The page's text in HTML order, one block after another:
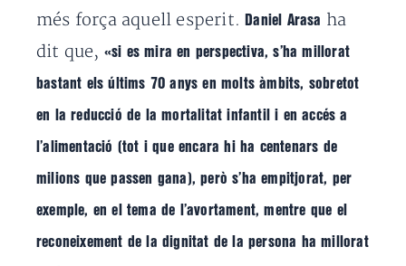
més força aquell esperit.Daniel Arasa ha
dit que, «si es mira en perspectiva, s’ha millorat
bastant els últims 70 anys en molts àmbits, sobretot
en la reducció de la mortalitat infantil i en accés a
l’alimentació (tot i que encara hi ha centenars de
milions que passen gana), però s’ha empitjorat, per
exemple, en el tema de l’avortament, mentre que el
reconeixement de la dignitat de la persona ha millorat